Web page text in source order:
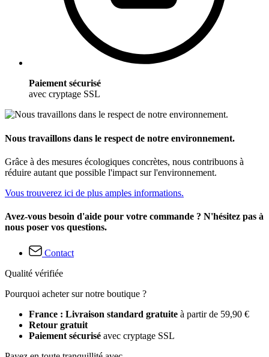
Paiement sécurisé
avec cryptage SSL
Nous travaillons dans le respect de notre environnement.
Grâce à des mesures écologiques concrètes, nous contribuons à
réduire autant que possible l'impact sur l'environnement.
Vous trouverez ici de plus amples informations.
Avez-vous besoin d'aide pour votre commande ? N'hésitez pas à
nous poser vos questions.
Contact
Qualité vérifiée
Pourquoi acheter sur notre boutique ?
France : Livraison standard gratuite à partir de 59,90 €
Retour gratuit
Paiement sécurisé avec cryptage SSL